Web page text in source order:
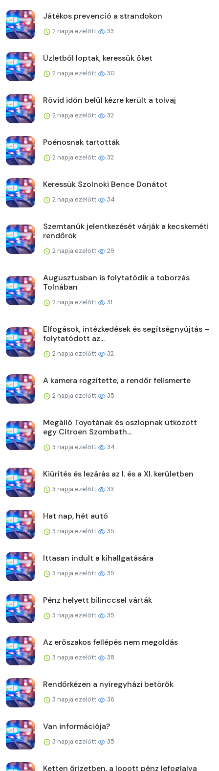
Játékos prevenció a strandokon
2 napja ezelőtt 33
Üzletből loptak, keressük őket
2 napja ezelőtt 30
Rövid időn belül kézre került a tolvaj
2 napja ezelőtt 32
Poénosnak tartották
2 napja ezelőtt 32
Keressük Szolnoki Bence Donátot
2 napja ezelőtt 34
Szemtanúk jelentkezését várják a kecskeméti
rendőrök
2 napja ezelőtt 29
Augusztusban is folytatódik a toborzás
Tolnában
2 napja ezelőtt 31
Elfogások, intézkedések és segítségnyújtás –
folytatódott az...
2 napja ezelőtt 32
A kamera rögzítette, a rendőr felismerte
2 napja ezelőtt 35
Megálló Toyotának és oszlopnak ütközött
egy Citroen Szombath...
3 napja ezelőtt 34
Kiürítés és lezárás az I. és a XI. kerületben
3 napja ezelőtt 33
Hat nap, hét autó
3 napja ezelőtt 35
Ittasan indult a kihallgatására
3 napja ezelőtt 35
Pénz helyett bilinccsel várták
3 napja ezelőtt 35
Az erőszakos fellépés nem megoldás
3 napja ezelőtt 38
Rendőrkézen a nyíregyházi betörők
3 napja ezelőtt 36
Van információja?
3 napja ezelőtt 35
Ketten őrizetben, a lopott pénz lefoglalva